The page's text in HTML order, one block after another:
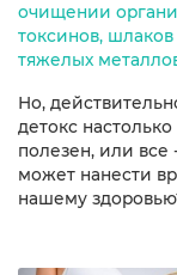
очищении
токсинов, шлаков
тяжелых
Но,
детокс настолько
полезен, или все
может нанести
нашему